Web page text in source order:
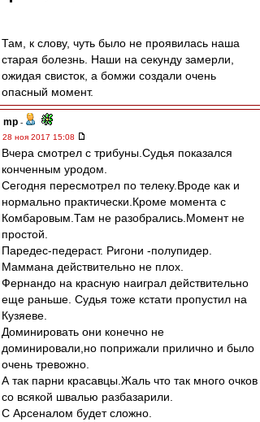
Там, к слову, чуть было не проявилась наша
старая болезнь. Наши на секунду замерли,
ожидая свисток, а бомжи создали очень
опасный момент.
mp -
28 ноя 2017 15:08
Вчера смотрел с трибуны.Судья показался
конченным уродом.
Сегодня пересмотрел по телеку.Вроде как и
нормально практически.Кроме момента с
Комбаровым.Там не разобрались.Момент не
простой.
Паредес-педераст. Ригони -полупидер.
Маммана действительно не плох.
Фернандо на красную наиграл действительно
еще раньше. Судья тоже кстати пропустил на
Кузяеве.
Доминировать они конечно не
доминировали,но поприжали прилично и было
очень тревожно.
А так парни красавцы.Жаль что так много очков
со всякой швалью разбазарили.
С Арсеналом будет сложно.